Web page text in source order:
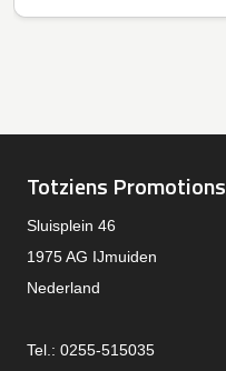
Totziens Promotions
Sluisplein 46
1975 AG IJmuiden
Nederland
Tel.: 0255-515035